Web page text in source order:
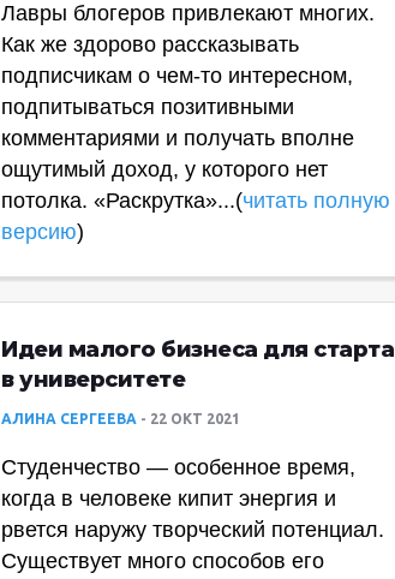
Лавры блогеров привлекают многих.
Как же здорово рассказывать
подписчикам о чем-то интересном,
подпитываться позитивными
комментариями и получать вполне
ощутимый доход, у которого нет
потолка. «Раскрутка»...(читать полную
версию)
Идеи малого бизнеса для старта
в университете
АЛИНА СЕРГЕЕВА 22 ОКТ 2021
Студенчество — особенное время,
когда в человеке кипит энергия и
рвется наружу творческий потенциал.
Существует много способов его